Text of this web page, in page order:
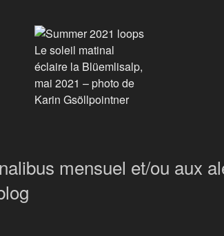
Le soleil matinal
éclaire la Blüemlisalp,
mai 2021 – photo de
Karin Gsöllpointner
mensuel et/ou aux